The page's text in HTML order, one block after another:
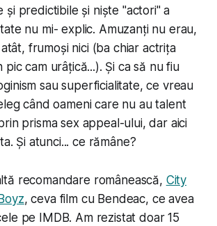
și predictibile și niște "actori" a
nu mi- explic. Amuzanți nu erau,
frumoși nici (ba chiar actrița
pic cam urâțică...). Și ca să nu fiu
sau superficialitate, ce vreau
când oameni care nu au talent
prisma sex appeal-ului, dar aici
Și atunci... ce rămâne?
recomandare românească, City
, ceva film cu Bendeac, ce avea
pe IMDB. Am rezistat doar 15